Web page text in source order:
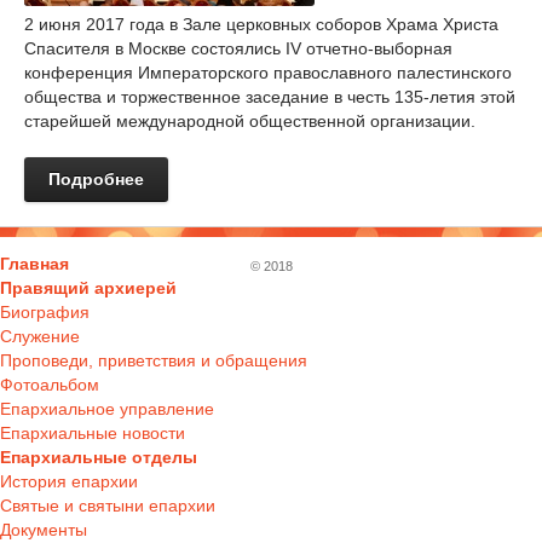
2 июня 2017 года в Зале церковных соборов Храма Христа
Спасителя в Москве состоялись IV отчетно-выборная
конференция Императорского православного палестинского
общества и торжественное заседание в честь 135-летия этой
старейшей международной общественной организации.
Подробнее
Главная
Правящий архиерей
Биография
Служение
Проповеди, приветствия и обращения
Фотоальбом
Епархиальное управление
Епархиальные новости
Епархиальные отделы
История епархии
Святые и святыни епархии
Документы
© 2018